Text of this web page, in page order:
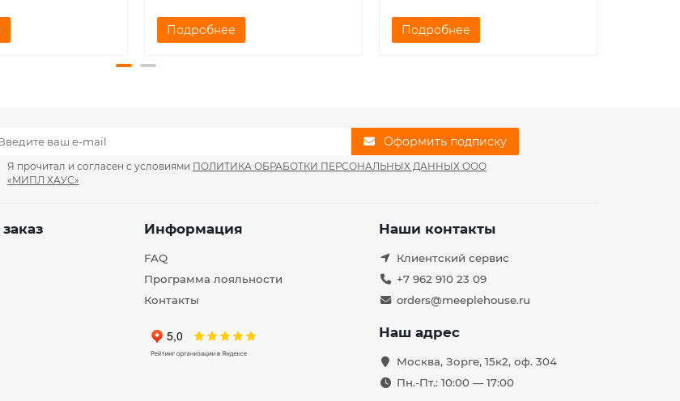
Подробнее Подробнее
Оформить подписку
Я прочитал и согласен с условиями ПОЛИТИКА ОБРАБОТКИ ПЕРСОНАЛЬНЫХ ДАННЫХ ООО
«МИПЛ ХАУС»
Информация
FAQ
Программа лояльности
Контакты
Наши контакты
Клиентский сервис
+7 962 910 23 09
orders@meeplehouse.ru
Наш адрес
Москва, Зорге, 15к2, оф. 304
Пн.-Пт.: 10:00 — 17:00